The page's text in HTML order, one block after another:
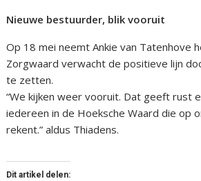
Nieuwe bestuurder, blik vooruit
Op 18 mei neemt Ankie van Tatenhove
Zorgwaard verwacht de positieve lijn
te zetten.
“We kijken weer vooruit. Dat geeft rust
iedereen in de Hoeksche Waard die op
rekent.” aldus Thiadens.
Dit artikel delen: